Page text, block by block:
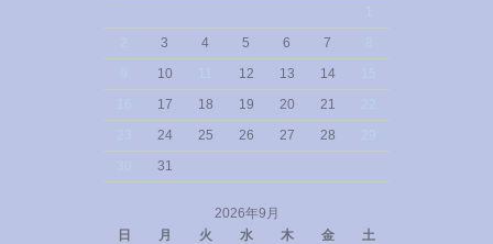
3 4 5 6 7
10 12 13 14
17 18 19 20 21
24 25 26 27 28
31
2026年9月
日
月 火 水 木 金
土